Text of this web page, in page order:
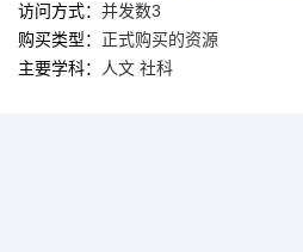
访问方式： 并发数3
购买类型： 正式购买的资源
主要学科：
人文 社科